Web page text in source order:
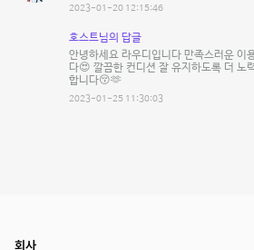
2023-01-20 12:15:46
호스트님의 답글
안녕하세요 라우디입니다 만족스러운 이
다😍 깔끔한 컨디션 잘 유지하도록 더 노
합니다😚🫶
2023-01-25 11:30:03
회사